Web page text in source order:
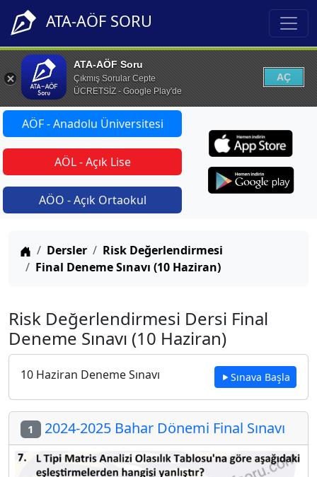
ATA-AÖF SORU
ATA-AÖF Soru
Çıkmış Sorular Cepte
ÜCRETSİZ - Google Play'de
AÇ
AÖF - Anadolu Üniversitesi
AÖL - Açık Lise
AÖO - Açık Ortaokul
Anasayfa
Dersler
Risk Değerlendirmesi
Final Deneme Sınavı (10 Haziran)
Risk Değerlendirmesi Dersi Final
Deneme Sınavı (10 Haziran)
10 Haziran Deneme Sınavı Sınava Başla
1 2024-2025 Bahar Dönemi Final Sınavı